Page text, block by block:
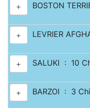
+ BOSTON
+ LEVRIER
+ SALUKI : 10
+ BARZOI : 3